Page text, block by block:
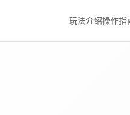
玩法介绍操作指